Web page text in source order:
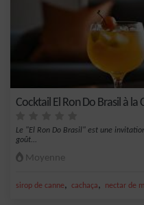
Cocktail El Ron Do Brasil à la
Le "El Ron Do Brasil" est une
goût...
Moyenne
sirop de canne, cachaça, nectar de